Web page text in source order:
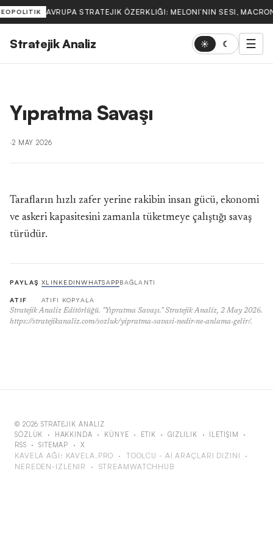
AVRUPA STRATEJIK ÖZERKLIĞI: MELONI’NIN SESI,
Stratejik Analiz ☀ ☾ ☰
Yıpratma Savaşı
·2 MAY 2026
Tarafların hızlı zafer yerine rakibin insan gücü, ekonomi
ve askeri kapasitesini zamanla tüketmeye çalıştığı savaş
türüdür.
PAYLAŞ XLINKEDINWHATSAPPBAĞLANTI
ATIF ATIFI KOPYALA
Stratejik Analiz Editörlüğü. "Yıpratma Savaşı." Stratejik Analiz, 2 May 2026.
https://stratejikanaliz.com/sozluk/yipratma-savasi-nedir-ne-anlama-gelir/.
© 2026 STRATEJIK ANALIZ
SÖZLÜK · HAKKINDA · KÜNYE · ETIK · GIZLILIK · İLETIŞIM
·
RSS ·SITEMAP · X
KAVELA AĞI: KAVELA.PRO · TOOLCU - AI ARAÇLARI DIZINI
·
NEREDEN-IZLENIR
· STREAMWATCHHUB